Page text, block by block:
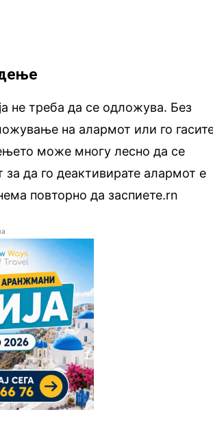
не треба да се одложува. Без
на алармот или го
може многу лесно да се
за да го деактивирате алармот е
повторно да заспиете.rn